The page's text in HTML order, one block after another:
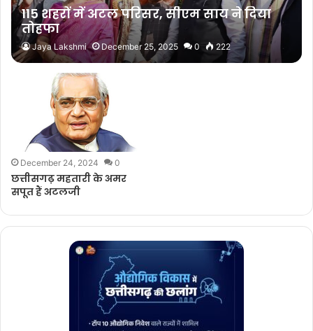
115 शहरों में अटल परिसर, सीएम साय ने दिया
तोहफा
Jaya Lakshmi December 25, 2025 0 222
December 24, 2024 0
छत्तीसगढ़ महतारी के अमर
सपूत हैं अटलजी